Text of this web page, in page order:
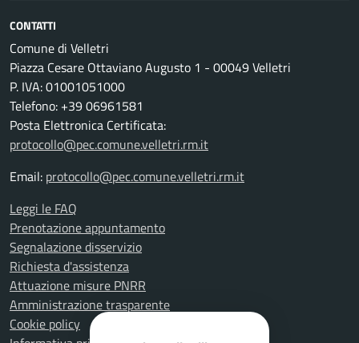
CONTATTI
Comune di Velletri
Piazza Cesare Ottaviano Augusto 1 - 00049 Velletri
P. IVA: 01001051000
Telefono: +39 06961581
Posta Elettronica Certificata:
protocollo@pec.comune.velletri.rm.it
Email: protocollo@pec.comune.velletri.rm.it
Leggi le FAQ
Prenotazione appuntamento
Segnalazione disservizio
Richiesta d'assistenza
Attuazione misure PNRR
Amministrazione trasparente
Cookie policy